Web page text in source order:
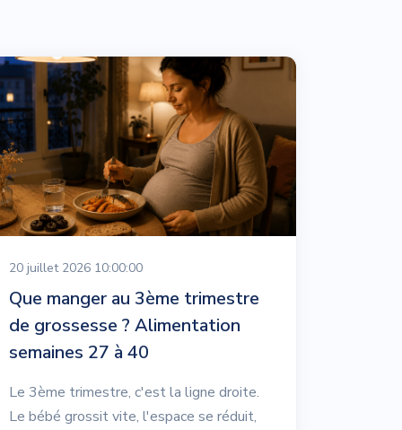
20 juillet 2026 10:00:00
Que manger au 3ème trimestre
de grossesse ? Alimentation
semaines 27 à 40
Le 3ème trimestre, c'est la ligne droite.
Le bébé grossit vite, l'espace se réduit,